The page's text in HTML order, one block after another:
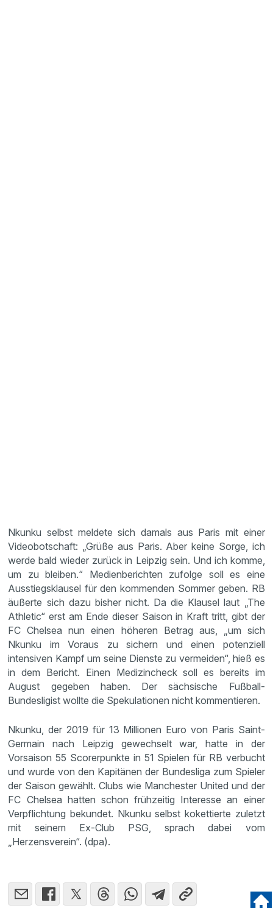
Nkunku selbst meldete sich damals aus Paris mit einer
Videobotschaft: „Grüße aus Paris. Aber keine Sorge, ich
werde bald wieder zurück in Leipzig sein. Und ich komme,
um zu bleiben.“ Medienberichten zufolge soll es eine
Ausstiegsklausel für den kommenden Sommer geben. RB
äußerte sich dazu bisher nicht. Da die Klausel laut „The
Athletic“ erst am Ende dieser Saison in Kraft tritt, gibt der
FC Chelsea nun einen höheren Betrag aus, „um sich
Nkunku im Voraus zu sichern und einen potenziell
intensiven Kampf um seine Dienste zu vermeiden“, hieß es
in dem Bericht. Einen Medizincheck soll es bereits im
August gegeben haben. Der sächsische Fußball-
Bundesligist wollte die Spekulationen nicht kommentieren.
Nkunku, der 2019 für 13 Millionen Euro von Paris Saint-
Germain nach Leipzig gewechselt war, hatte in der
Vorsaison 55 Scorerpunkte in 51 Spielen für RB verbucht
und wurde von den Kapitänen der Bundesliga zum Spieler
der Saison gewählt. Clubs wie Manchester United und der
FC Chelsea hatten schon frühzeitig Interesse an einer
Verpflichtung bekundet. Nkunku selbst kokettierte zuletzt
mit seinem Ex-Club PSG, sprach dabei vom
„Herzensverein“. (dpa).